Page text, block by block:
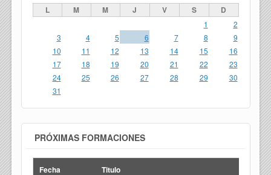
L M M J V S D
1
2
3
4 5 6 7 8
9
10
11 12 13 14 15
16
17
18 19 20 21 22
23
24
25 26 27 28 29
30
31
PRÓXIMAS FORMACIONES
Fecha Titulo